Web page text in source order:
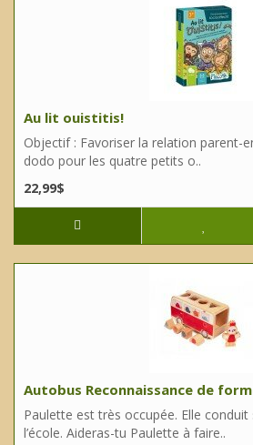
Au lit ouistitis!
Objectif : Favoriser la relation parent-
dodo pour les quatre petits o..
22,99$
Autobus Reconnaissance de
Paulette est très occupée. Elle
l’école. Aideras-tu Paulette à faire..